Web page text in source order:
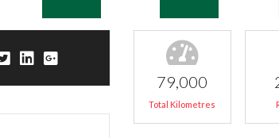
79,000
Total Kilometres